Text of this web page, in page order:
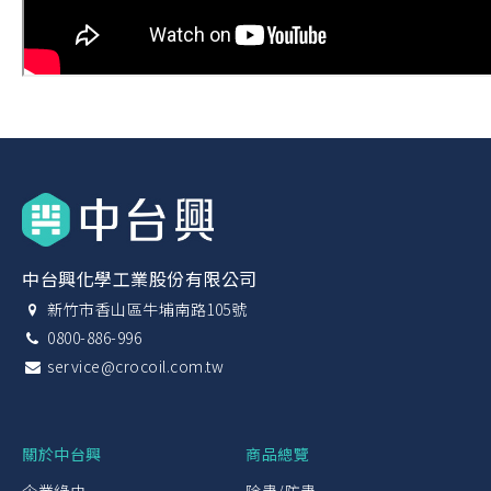
中台興化學工業股份有限公司
新竹市香山區牛埔南路105號
0800-886-996
service@crocoil.com.tw
關於中台興
商品總覽